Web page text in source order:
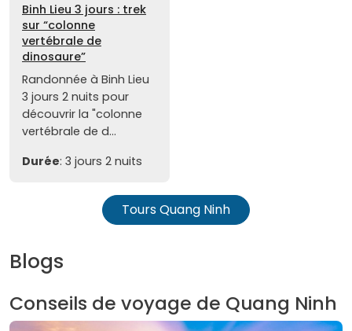
Binh Lieu 3 jours : trek
sur “colonne
vertébrale de
dinosaure”
Randonnée à Binh Lieu
3 jours 2 nuits pour
découvrir la "colonne
vertébrale de d...
Durée: 3 jours 2 nuits
Tours Quang Ninh
Blogs
Conseils de voyage de Quang Ninh